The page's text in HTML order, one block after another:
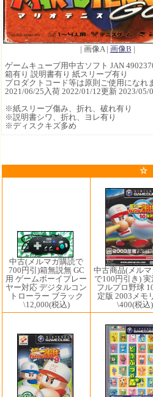
| 画像A | 画像B |
ゲームキューブ用中古ソフト JAN
箱有り 説明書有り 紙スリーブ有り
プロダクトコード等は原則ご使用になれ
2021/06/25入荷 2022/01/12更新 2023/05/
※紙スリーブ傷み、折れ、破れ有り
※説明書シワ、折れ、ヨレ有り
※ディスクキズ多め
☆
中古(メルマガ購読で
700円引)箱無説無 GC
用 ゲームボーイプレー
ヤー対応 デジタルコン
トローラー ブラック
\12,000(税込)
中古商品(メル
で100円引き)
フルプロ野球
定版 2003メモ
\400(税込)